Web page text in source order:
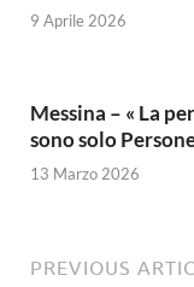
9 Aprile 2026
Messina – « La
sono solo
13 Marzo 2026
PREVIOUS